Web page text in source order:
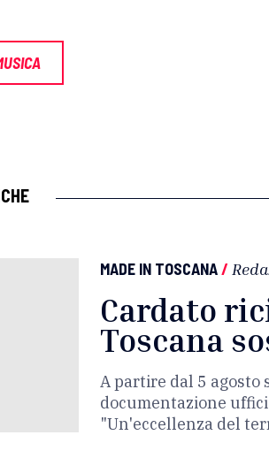
MADE IN TOSCANA/
Cardato
Toscana
A partire dal 5 agosto
documentazione
"Un'eccellenza del